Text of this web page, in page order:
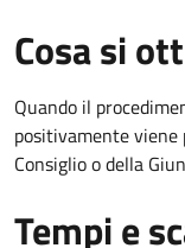
Cosa si
Quando il
positivamente viene
Consiglio o della
Tempi e